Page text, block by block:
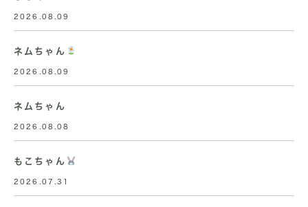
2026.08.09
ネムちゃん
2026.08.09
ネムちゃん
2026.08.08
もこちゃん
2026.07.31